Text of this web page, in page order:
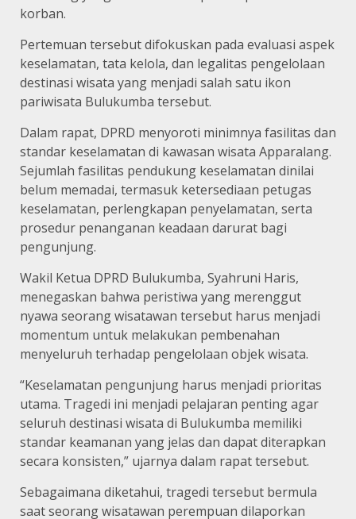
korban.
Pertemuan tersebut difokuskan pada evaluasi aspek
keselamatan, tata kelola, dan legalitas pengelolaan
destinasi wisata yang menjadi salah satu ikon
pariwisata Bulukumba tersebut.
Dalam rapat, DPRD menyoroti minimnya fasilitas dan
standar keselamatan di kawasan wisata Apparalang.
Sejumlah fasilitas pendukung keselamatan dinilai
belum memadai, termasuk ketersediaan petugas
keselamatan, perlengkapan penyelamatan, serta
prosedur penanganan keadaan darurat bagi
pengunjung.
Wakil Ketua DPRD Bulukumba, Syahruni Haris,
menegaskan bahwa peristiwa yang merenggut
nyawa seorang wisatawan tersebut harus menjadi
momentum untuk melakukan pembenahan
menyeluruh terhadap pengelolaan objek wisata.
“Keselamatan pengunjung harus menjadi prioritas
utama. Tragedi ini menjadi pelajaran penting agar
seluruh destinasi wisata di Bulukumba memiliki
standar keamanan yang jelas dan dapat diterapkan
secara konsisten,” ujarnya dalam rapat tersebut.
Sebagaimana diketahui, tragedi tersebut bermula
saat seorang wisatawan perempuan dilaporkan